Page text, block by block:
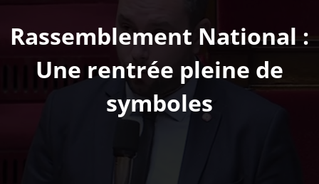
Rassemblement National :
Une rentrée pleine de
symboles